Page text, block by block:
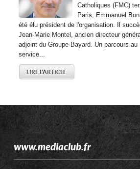
Catholiques (FMC)
Paris, Emmanuel
été élu président de l'organisation. Il
Jean-Marie Montel, ancien directeur
adjoint du Groupe Bayard. Un parcours au
service...
LIRE L'ARTICLE
www.mediaclub.fr